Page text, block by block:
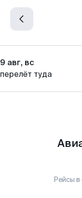
9 авг, вс
перелёт туда
Рейсы в